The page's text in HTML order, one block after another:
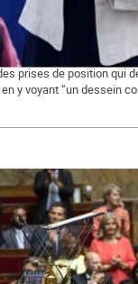
territoriales,
prises de position qui
y voyant “un dessein